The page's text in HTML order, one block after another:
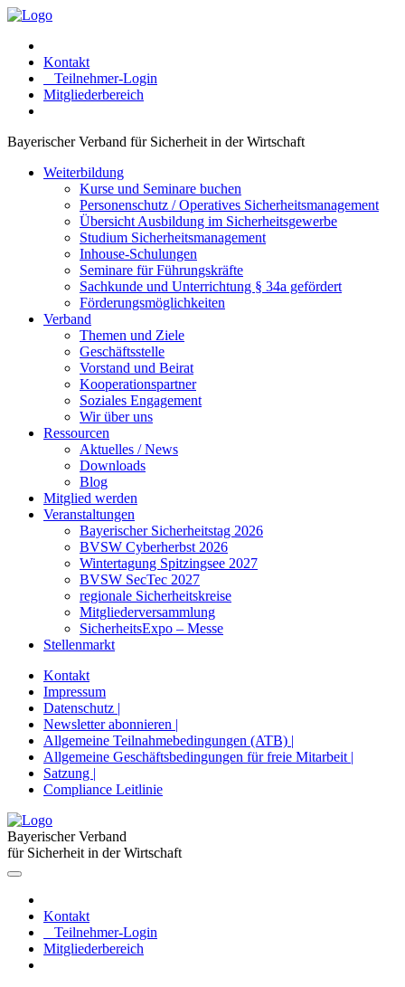
Kontakt
Teilnehmer-Login
Mitgliederbereich
Bayerischer Verband für Sicherheit in der Wirtschaft
Weiterbildung
Kurse und Seminare buchen
Personenschutz / Operatives Sicherheitsmanagement
Übersicht Ausbildung im Sicherheitsgewerbe
Studium Sicherheitsmanagement
Inhouse-Schulungen
Seminare für Führungskräfte
Sachkunde und Unterrichtung § 34a gefördert
Förderungsmöglichkeiten
Verband
Themen und Ziele
Geschäftsstelle
Vorstand und Beirat
Kooperationspartner
Soziales Engagement
Wir über uns
Ressourcen
Aktuelles / News
Downloads
Blog
Mitglied werden
Veranstaltungen
Bayerischer Sicherheitstag 2026
BVSW Cyberherbst 2026
Wintertagung Spitzingsee 2027
BVSW SecTec 2027
regionale Sicherheitskreise
Mitgliederversammlung
SicherheitsExpo – Messe
Stellenmarkt
Kontakt
Impressum
Datenschutz |
Newsletter abonnieren |
Allgemeine Teilnahmebedingungen (ATB) |
Allgemeine Geschäftsbedingungen für freie Mitarbeit |
Satzung |
Compliance Leitlinie
Bayerischer Verband
für Sicherheit in der Wirtschaft
Kontakt
Teilnehmer-Login
Mitgliederbereich